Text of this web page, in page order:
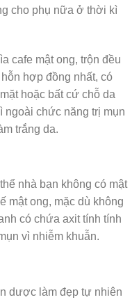
cho phụ nữa ở thời kì
cafe mật ong, trộn đều
hợp đồng nhất, có
hoặc bất cứ chỗ da
ngoài chức năng trị mụn
trắng da.
nhà bạn không có mật
mật ong, mặc dù không
có chứa axit tính tính
vì nhiễm khuẫn.
dược làm đẹp tự nhiên